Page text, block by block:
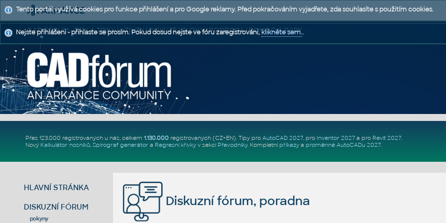
CAD FÓRUM - TIPY A TRIKY | UTILITY | DISKUZE | BLOKY | PODPORA | POMOC A RADY
Přes 123.000 registrovaných u nás, celkem 1.130.000registrovaných (CZ+EN). Tipy pro AutoCAD 2027, pro Inventor 2027a pro Revit 2027.
Nový Kalkulátor nosníků, Spirograf generátor a Regresní křivkyv sekci Převodníky. Kompletní příkazya proměnné AutoCADu 2027.
HLAVNÍ STRÁNKA
DISKUZNÍ FÓRUM
pokyny
Diskuzní fórum, poradna
Tento portál využívá cookies pro funkce přihlášení a pro Google reklamy. Před pokračováním vyjadřete, zda souhlasíte s použitím cookies.
Nejste přihlášeni - přihlaste se prosím. Pokud dosud nejste ve fóru zaregistrováni,klikněte sem..